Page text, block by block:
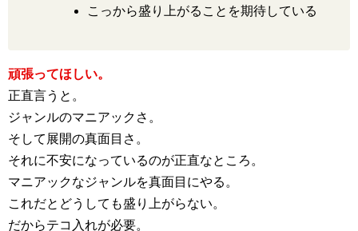
こっから盛り上がることを期待している
頑張ってほしい。
正直言うと。
ジャンルのマニアックさ。
そして展開の真面目さ。
それに不安になっているのが正直なところ。
マニアックなジャンルを真面目にやる。
これだとどうしても盛り上がらない。
だからテコ入れが必要。